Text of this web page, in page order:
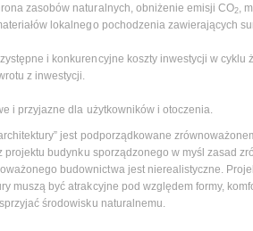
zasobów naturalnych, obniżenie emisji CO2
,
lokalnego pochodzenia zawierających
i konkurencyjne koszty inwestycji w cyklu
z inwestycji.
i przyjazne dla użytkowników i otoczenia.
jest podporządkowane
projektu budynku sporządzonego w myśl zasad
budownictwa jest nierealistyczne.
muszą być atrakcyjne pod względem formy,
środowisku naturalnemu.